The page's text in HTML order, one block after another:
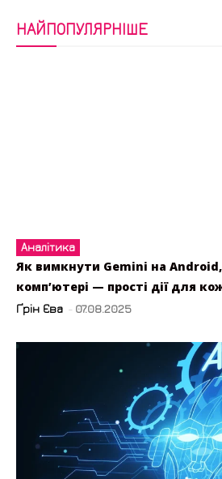
НАЙПОПУЛЯРНІШЕ
Аналітика
Як вимкнути Gemini на
комп’ютері — прості дії для
Ґрін Єва - 07.08.2025